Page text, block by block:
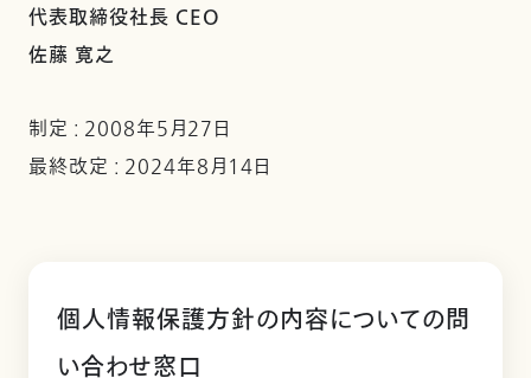
代表取締役社長 CEO
佐藤 寛之
制定 : 2008年5月27日
最終改定 : 2024年8月14日
個人情報保護方針の内容についての問
い合わせ窓口